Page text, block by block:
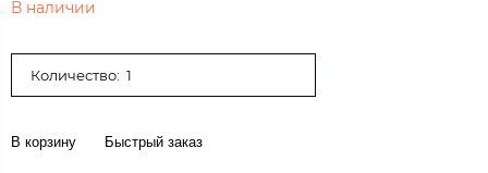
В наличии
Количество:
В корзину Быстрый заказ